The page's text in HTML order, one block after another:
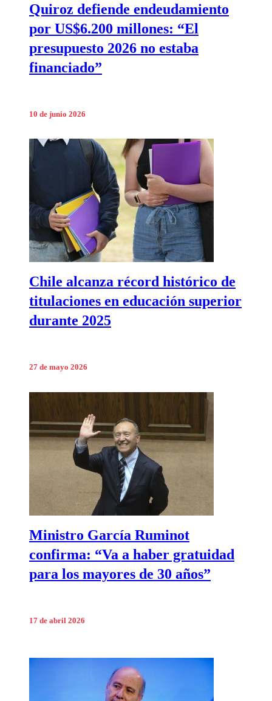
Quiroz defiende endeudamiento
por US$6.200 millones: “El
presupuesto 2026 no estaba
financiado”
10 de junio 2026
Chile alcanza récord histórico de
titulaciones en educación superior
durante 2025
27 de mayo 2026
Ministro García Ruminot
confirma: “Va a haber gratuidad
para los mayores de 30 años”
17 de abril 2026